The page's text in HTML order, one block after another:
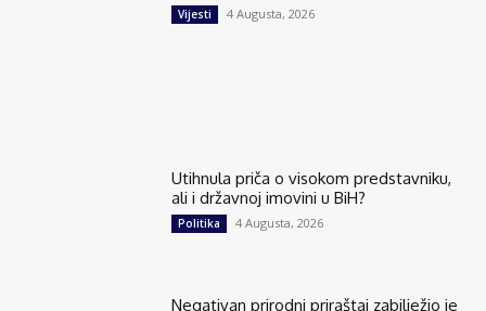
Vijesti 4 Augusta, 2026
Utihnula priča o visokom predstavniku,
ali i državnoj imovini u BiH?
Politika 4 Augusta, 2026
Negativan prirodni priraštaj zabilježio je